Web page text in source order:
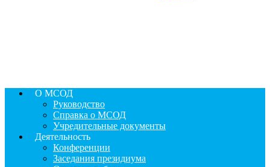
О МСОД
Руководство
Справка о МСОД
Учредительные документы
Деятельность
Конференции
Заседания президиума